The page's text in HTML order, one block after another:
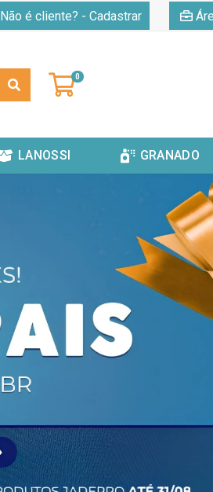
Não é cliente? - Cadastrar
0
LANOSSI GRANADO